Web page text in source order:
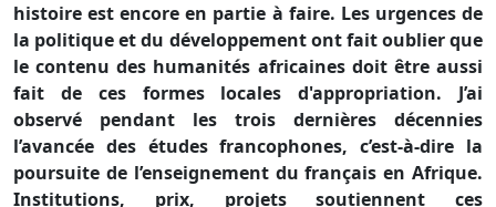
histoire est encore en partie à faire. Les urgences de
la politique et du développement ont fait oublier que
le contenu des humanités africaines doit être aussi
fait de ces formes locales d'appropriation. J’ai
observé pendant les trois dernières décennies
l’avancée des études francophones, c’est-à-dire la
poursuite de l’enseignement du français en Afrique.
Institutions, prix, projets soutiennent ces